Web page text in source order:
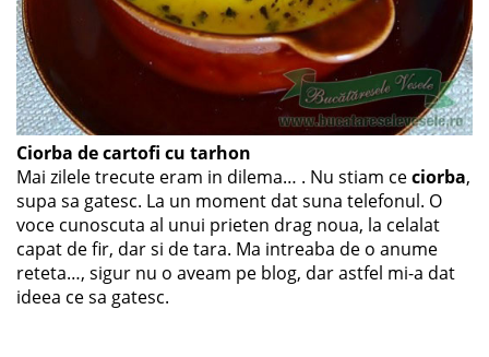
Ciorba de cartofi cu tarhon
Mai zilele trecute eram in dilema… . Nu stiam ceciorba,
supa sa gatesc. La un moment dat suna telefonul. O
voce cunoscuta al unui prieten drag noua, la celalat
capat de fir, dar si de tara. Ma intreaba de o anume
reteta…, sigur nu o aveam pe blog, dar astfel mi-a dat
ideea ce sa gatesc.